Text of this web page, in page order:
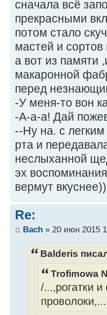
сначала всё
прекрасными
потом стало
мастей и
а вот из памяти
макаронной
перед
-У меня-то вон
-А-а-а! Дай
--Ну на. с
рта и
неслыханной
эх
вермут вкуснее))
Re:
Bach » 20 июн 2015
Balderis
Trofimowa
/...,рогатки
проволоки,...